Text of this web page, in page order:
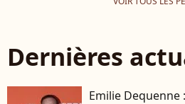
Dernières
Emilie Dequenne